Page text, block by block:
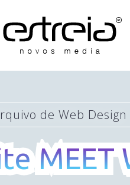
de Web Design
MEET
MEET